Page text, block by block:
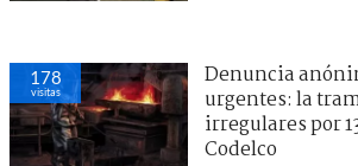
175
visitas
Denuncia
urgentes: la
irregulares por
Codelco